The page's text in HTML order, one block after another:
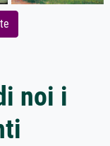
noi i